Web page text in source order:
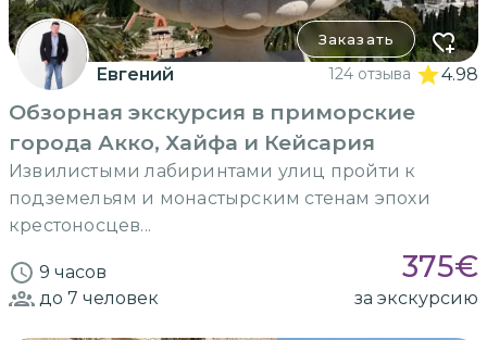
Заказать
Евгений 124 отзыва 4.98
Обзорная экскурсия в приморские
города Акко, Хайфа и Кейсария
Извилистыми лабиринтами улиц пройти к
подземельям и монастырским стенам эпохи
крестоносцев...
9 часов 375€
до 7 человек за экскурсию